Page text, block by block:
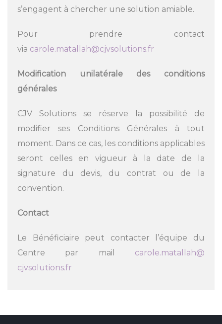
s’engagent à chercher une solution amiable.
Pour prendre contact
via carole.matallah@cjvsolutions.fr
Modification unilatérale des conditions
générales
CJV Solutions se réserve la possibilité de
modifier ses Conditions Générales à tout
moment. Dans ce cas, les conditions applicables
seront celles en vigueur à la date de la
signature du devis, du contrat ou de la
convention.
Contact
Le Bénéficiaire peut contacter l’équipe du
Centre par mail carole.matallah@
cjvsolutions.fr